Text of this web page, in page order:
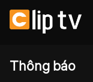
Thông báo